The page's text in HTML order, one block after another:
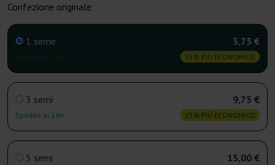
Confezione originale:
1 seme 3,75 €
25% PIÙ ECONOMICO
3 semi
Spedito in 24h
9,75 €
25% PIÙ ECONOMICO
5 semi 15,00 €